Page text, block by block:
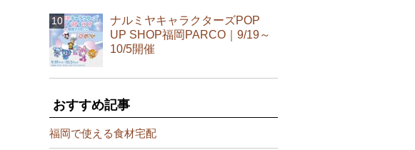
ナルミヤキャラクターズPOP
UP SHOP福岡PARCO｜9/19～
10/5開催
おすすめ記事
福岡で使える食材宅配